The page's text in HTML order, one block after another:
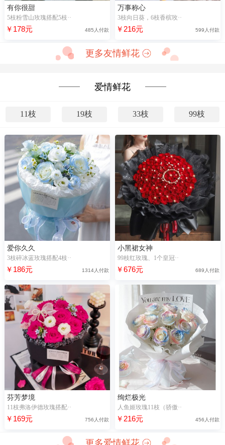
有你很甜
5枝粉雪山玫瑰搭配5枝··
￥178元 485人付款
万事称心
3枝向日葵，6枝香槟玫··
￥216元 599人付款
更多友情鲜花
爱情鲜花
11枝 19枝 33枝 99枝
爱你久久
3枝碎冰蓝玫瑰搭配4枝··
￥186元 1314人付款
小黑裙女神
99枝红玫瑰、1个皇冠··
￥676元 689人付款
芬芳梦境
11枝弗洛伊德玫瑰搭配··
￥169元 756人付款
绚烂极光
人鱼姬玫瑰11枝（骄傲··
￥216元 456人付款
更多爱情鲜花